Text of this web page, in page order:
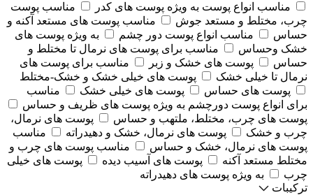
مناسب انواع پوست به ویژه پوست های کدر
مناسب پوست
چرب، مختلط و مستعد جوش
مناسب پوست های مستعد آکنه و
حساس
مناسب انواع پوست دور چشم
به ویژه پوست های
خشک وحساس
مناسب برای پوست های نرمال تا مختلط و
حساس
پوست های خشک و زبر
مناسب برای پوست های
نرمال تا خیلی خشک
پوست های خیلی خشک و خشک-مختلط
پوست های حساس
پوست های خیلی خشک
مناسب
برای انواع پوست دورچشم به ویژه پوست های ظریف و حساس
پوست های چرب، مختلط، ملتهب و حساس
پوست های نرمال،
چرب و خشک
پوست های نرمال، خشک و دهیدراته
مناسب
پوست های نرمال، خشک و حساس
مناسب پوست های چرب و
مختلط مستعد آکنه
پوست های آسیب دیده
پوست های خیلی
چرب
به ویژه پوست های دهیدراته
ترکیبات